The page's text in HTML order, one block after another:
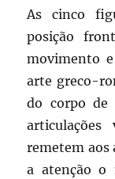
As cinco
posição
movimento
arte greco-
do corpo de
remetem aos
a atenção o